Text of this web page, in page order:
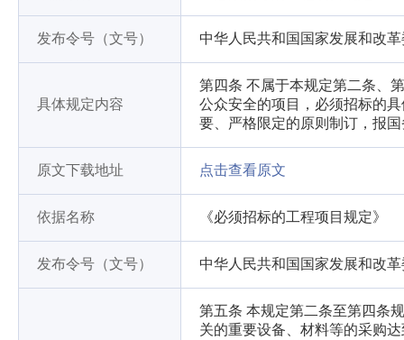
发布令号（文号） 中华人民共和国国家发展和改
具体规定内容
第四条 不属于本规定第二条、
公众安全的项目，必须招标的
要、严格限定的原则制订，报
原文下载地址 点击查看原文
依据名称 《必须招标的工程项目规定》
发布令号（文号） 中华人民共和国国家发展和改
第五条 本规定第二条至第四条
关的重要设备、材料等的采购